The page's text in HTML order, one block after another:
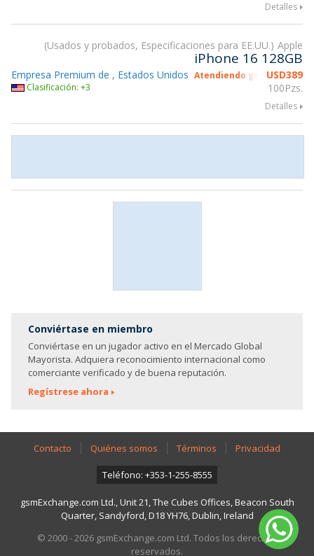
Detalles
Usados y probados, Especificaciones para EE.UU. Apple
iPhone 16 128GB
USD389
100Pzs.
Empresa Premium de , Estados Unidos Atendiendo gsmX Hong
Clasificación: +3
Detalles
Conviértase en miembro
Conviértase en un jugador activo en el Mercado Global
Mayorista. Adquiera reconocimiento internacional como
comerciante verificado y de buena reputación.
Regístrese ahora
Contacto Quiénes somos Términos Privacidad
Teléfono: +353-1-255-8555
gsmExchange.com Ltd., Unit 21, The Cubes Offices, Beacon South
Quarter, Sandyford, D18 YH76, Dublin, Ireland
© 2000 - 2026 gsmExchange.com Ltd. Todos los derechos
reservados.